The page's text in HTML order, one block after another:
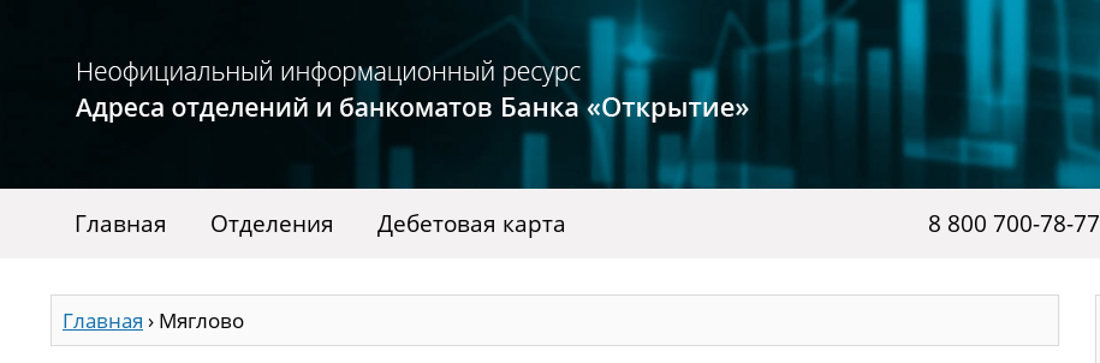
Главная Отделения Дебетовая карта 8 800 700-78-77
Главная › Мяглово